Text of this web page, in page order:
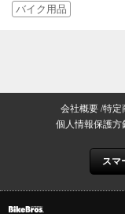
バイク用品
会社概要 特定
個人情報保護方
スマ